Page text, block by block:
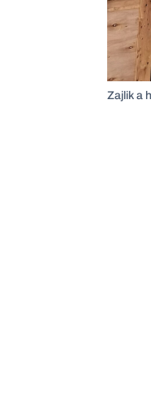
Zajlik a